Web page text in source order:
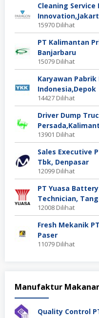
Cleaning
15970 Dilihat
PT Kalimantan
Banjarbaru
15079 Dilihat
Karyawan Pabrik
Indonesia,Depok
14427 Dilihat
Driver Dump
13901 Dilihat
Sales Executive
Tbk, Denpasar
12099 Dilihat
PT Yuasa
Technician,
12008 Dilihat
Fresh Mekanik
Paser
11079 Dilihat
Manufaktur